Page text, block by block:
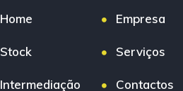
Home Empresa
Stock Serviços
Intermediação Contactos